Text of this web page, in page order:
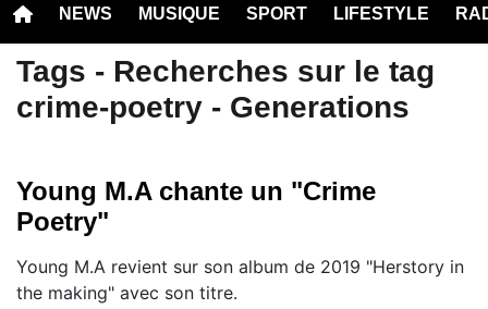
NEWS MUSIQUE SPORT LIFESTYLE
Tags - Recherches sur le tag
crime-poetry - Generations
Young M.A chante un "Crime
Poetry"
Young M.A revient sur son album de 2019 "Herstory in
the making" avec son titre.